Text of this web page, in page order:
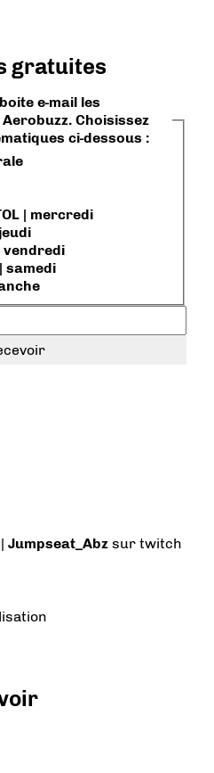
gratuites
e-mail les
Choisissez
ci-dessous :
| mercredi
vendredi
samedi
|Jumpseat_Abz sur twitch